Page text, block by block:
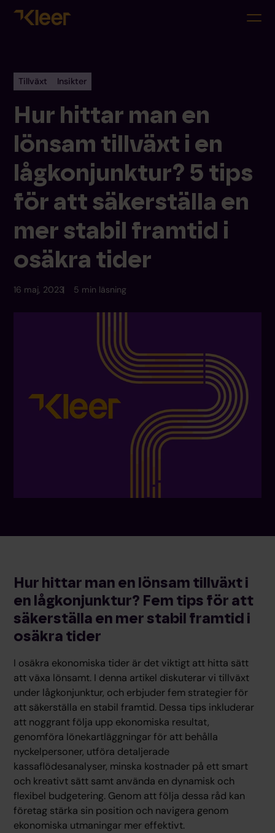
Tillväxt Insikter
Hur hittar man en
lönsam tillväxt i en
lågkonjunktur? 5 tips
för att säkerställa en
mer stabil framtid i
osäkra tider
16 maj, 2023 5 min läsning
Hur hittar man en lönsam tillväxt i
en lågkonjunktur? Fem tips för att
säkerställa en mer stabil framtid i
osäkra tider
I osäkra ekonomiska tider är det viktigt att hitta sätt
att växa lönsamt. I denna artikel diskuterar vi tillväxt
under lågkonjunktur, och erbjuder fem strategier för
att säkerställa en stabil framtid. Dessa tips inkluderar
att noggrant följa upp ekonomiska resultat,
genomföra lönekartläggningar för att behålla
nyckelpersoner, utföra detaljerade
kassaflödesanalyser, minska kostnader på ett smart
och kreativt sätt samt använda en dynamisk och
flexibel budgetering. Genom att följa dessa råd kan
företag stärka sin position och navigera genom
ekonomiska utmaningar mer effektivt.